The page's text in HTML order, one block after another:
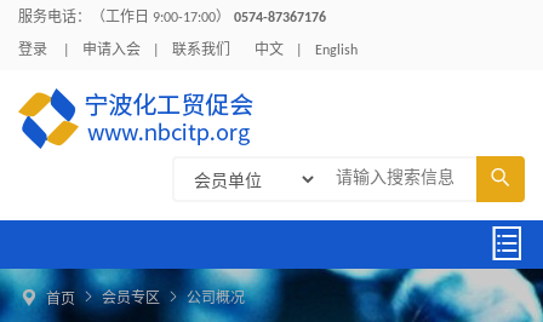
服务电话：（工作日 9:00-17:00） 0574-87367176
登录 申请入会 联系我们 中文 English


 首页  会员专区  公司概况